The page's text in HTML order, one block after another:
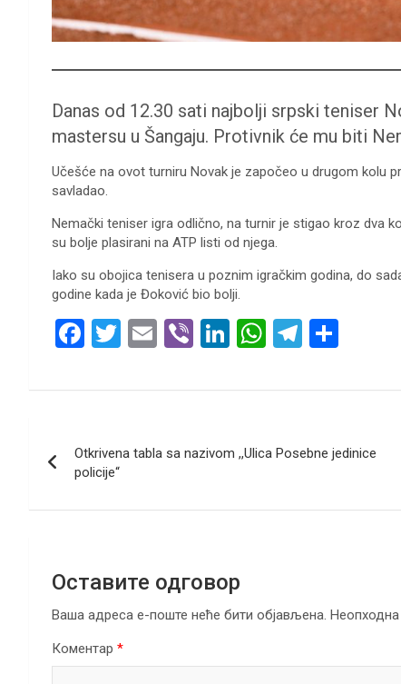
Danas od 12.30 sati najbolji srpski teniser
mastersu u Šangaju. Protivnik će mu biti
Učešće na ovot turniru Novak je započeo u drugom kolu
savladao.
Nemački teniser igra odlično, na turnir je stigao kroz dva
su bolje plasirani na ATP listi od njega.
Iako su obojica tenisera u poznim igračkim godina, do
godine kada je Đoković bio bolji.
F
ce
o
o
k
T
tt
E
ail
Vi
er
Li
ke
n
W
at
A
p
T
e
a
ar
чланка
Otkrivena tabla sa nazivom ,,Ulica Posebne jedinice
policije“
Оставите одговор
Ваша адреса е-поште неће бити објављена.
Коментар *